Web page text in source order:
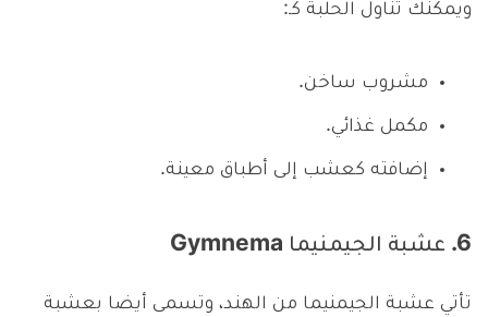
ويمكنك تناول الحلبة كـ:
مشروب ساخن.
مكمل غذائي.
إضافته كعشب إلى أطباق معينة.
6. عشبة الجيمنيما Gymnema
تأتي عشبة الجيمنيما من الهند، وتسمى أيضا بعشبة